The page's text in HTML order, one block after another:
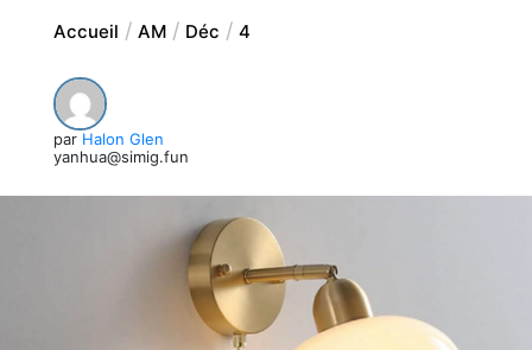
Accueil AM Déc 4
par Halon Glen
yanhua@simig.fun